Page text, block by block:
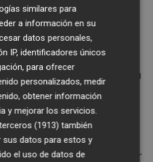
y genocidio, el jerarca
a Chile, donde
una conservera
de cangrejo:
se había forjado cierta
lo menciona en
América y Nocturno de
al final de En la
Chatwin). A Philippe
que pudiera existir
similares para
a información en su
datos personales,
IP, identificadores únicos
para ofrecer
personalizados, medir
obtener información
y mejorar los servicios.
(1913) también
sus datos para estos y
el uso de datos de